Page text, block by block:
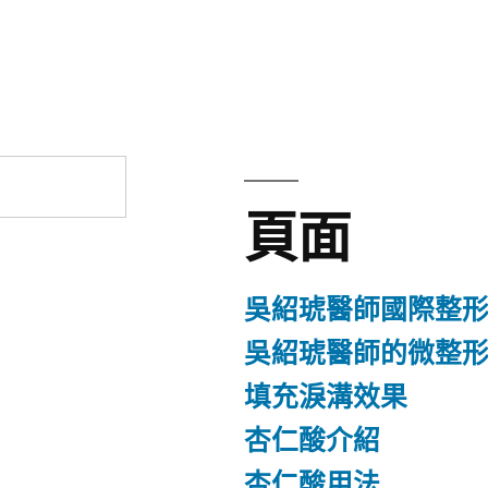
頁面
吳紹琥醫師國際整
吳紹琥醫師的微整
填充淚溝效果
杏仁酸介紹